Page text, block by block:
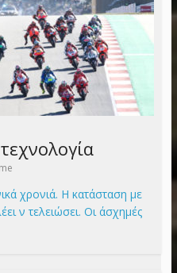
χρονιά. Η κατάσταση με
ν τελειώσει. Οι άσχημές